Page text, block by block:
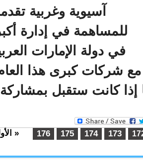
آسيوية وغربية
للمساهمة في إدارة
في دولة الإمارات
شركات كبرى هذا
كانت ستقبل بمشاركة
« الأولى 173
174
175
176